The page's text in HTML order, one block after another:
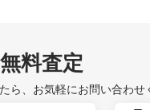
料査定
ら、お気軽にお問い合わせ